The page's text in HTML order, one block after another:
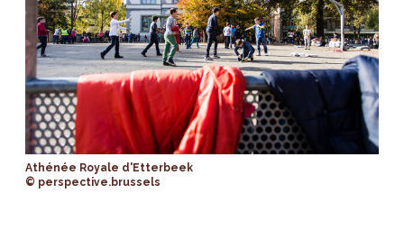
Athénée Royale d'Etterbeek
© perspective.brussels